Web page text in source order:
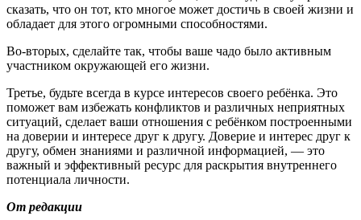
сказать, что он тот, кто многое может достичь в своей жизни и
обладает для этого огромными способностями.
Во-вторых, сделайте так, чтобы ваше чадо было активным
участником окружающей его жизни.
Третье, будьте всегда в курсе интересов своего ребёнка. Это
поможет вам избежать конфликтов и различных неприятных
ситуаций, сделает ваши отношения с ребёнком построенными
на доверии и интересе друг к другу. Доверие и интерес друг к
другу, обмен знаниями и различной информацией, — это
важный и эффективный ресурс для раскрытия внутреннего
потенциала личности.
От редакции